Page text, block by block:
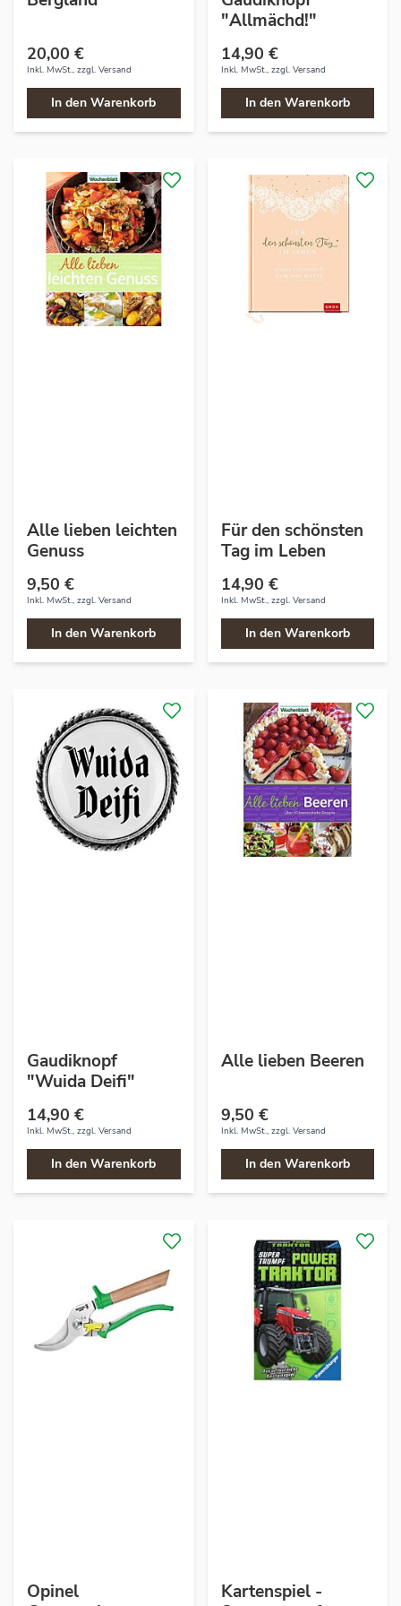
20,00 €
Inkl. MwSt., zzgl. Versand
In den Warenkorb
"Allmächd!"
14,90 €
Inkl. MwSt., zzgl. Versand
In den Warenkorb
Alle lieben leichten
Genuss
9,50 €
Inkl. MwSt., zzgl. Versand
In den Warenkorb
Für den schönsten
Tag im Leben
14,90 €
Inkl. MwSt., zzgl. Versand
In den Warenkorb
Gaudiknopf
"Wuida Deifi"
14,90 €
Inkl. MwSt., zzgl. Versand
In den Warenkorb
Alle lieben Beeren
9,50 €
Inkl. MwSt., zzgl. Versand
In den Warenkorb
Opinel
Kartenspiel -